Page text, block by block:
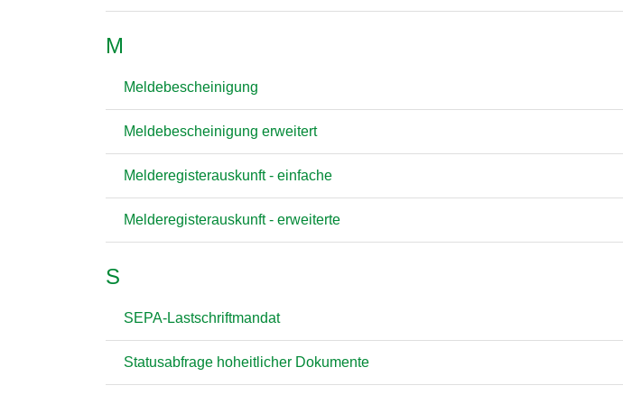
M
Meldebescheinigung
Meldebescheinigung erweitert
Melderegisterauskunft - einfache
Melderegisterauskunft - erweiterte
S
SEPA-Lastschriftmandat
Statusabfrage hoheitlicher Dokumente